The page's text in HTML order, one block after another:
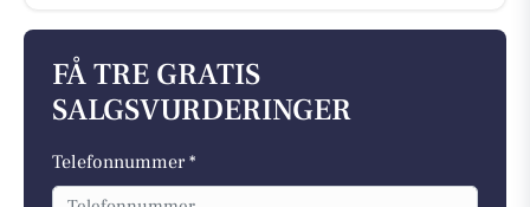
FÅ TRE GRATIS
SALGSVURDERINGER
Telefonnummer *